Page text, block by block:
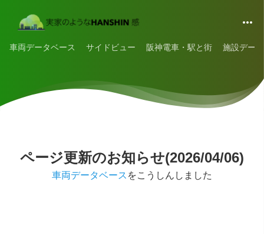
車両データベース サイドビュー 阪神電車・駅と街 施設デー
ページ更新のお知らせ(2026/04/06)
車両データベース をこうしんしました